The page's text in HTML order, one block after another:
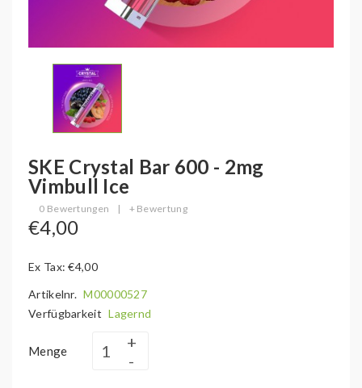
SKE Crystal Bar 600 - 2mg
Vimbull Ice
0 Bewertungen | + Bewertung
€4,00
Ex Tax: €4,00
Artikelnr. M00000527
Verfügbarkeit Lagernd
Menge